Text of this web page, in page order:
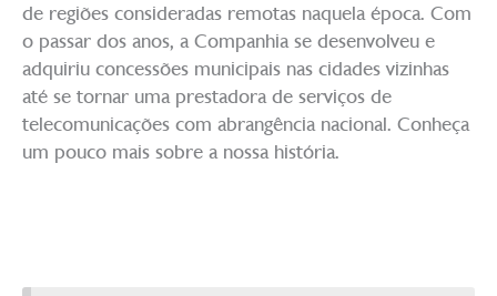
de regiões consideradas remotas naquela época. Com
o passar dos anos, a Companhia se desenvolveu e
adquiriu concessões municipais nas cidades vizinhas
até se tornar uma prestadora de serviços de
telecomunicações com abrangência nacional. Conheça
um pouco mais sobre a nossa história.